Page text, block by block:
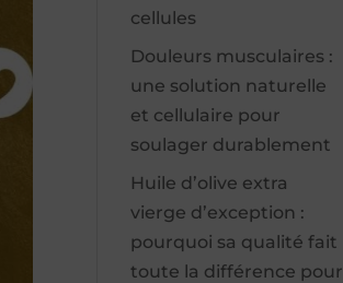
cellules
Douleurs musculaires :
une solution naturelle
et cellulaire pour
soulager durablement
Huile d’olive extra
vierge d’exception :
pourquoi sa qualité fait
toute la différence pour